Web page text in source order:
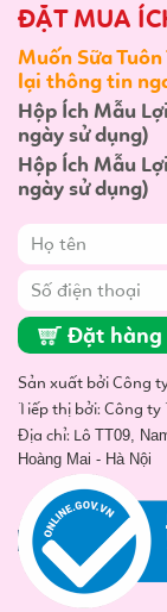
ĐẶT MUA
Muốn Sữa
lại thông tin
Hộp Ích Mẫu
ngày sử dụng)
Hộp Ích Mẫu
ngày sử dụng)
Đặt hàng
Sản xuất bởi Công
Tiếp thị bởi: Công ty
Địa chỉ: Lô TT09,
Hoàng Mai - Hà Nội